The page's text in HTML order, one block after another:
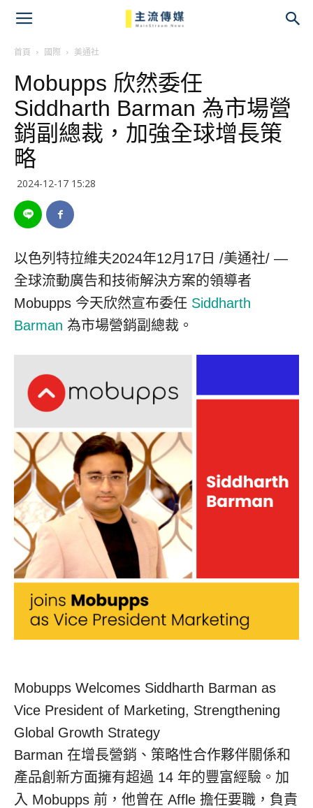
首頁 國際 美通社
Mobupps 欣然委任
Siddharth Barman 為市場營
銷副總裁，加強全球增長策
略
2024-12-17 15:28
以色列特拉維夫2024年12月17日 /美通社/ —
全球流動廣告和技術解決方案的領導者
Mobupps 今天欣然宣布委任 Siddharth
Barman 為市場營銷副總裁。
Mobupps Welcomes Siddharth Barman as
Vice President of Marketing, Strengthening
Global Growth Strategy
Barman 在增長營銷、策略性合作夥伴關係和
產品創新方面擁有超過 14 年的豐富經驗。加
入 Mobupps 前，他曾在 Affle 擔任要職，負責